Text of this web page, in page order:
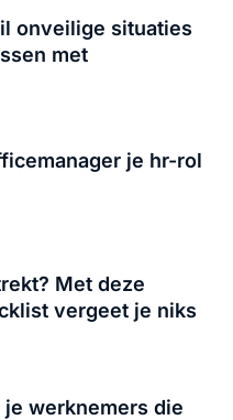
onveilige situaties
met
je hr-rol
Met deze
vergeet je niks
werknemers die